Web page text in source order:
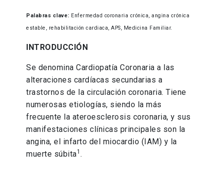
Palabras clave: Enfermedad coronaria crónica, angina crónica
estable, rehabilitación cardiaca, APS, Medicina Familiar.
INTRODUCCIÓN
Se denomina Cardiopatía Coronaria a las
alteraciones cardíacas secundarias a
trastornos de la circulación coronaria. Tiene
numerosas etiologías, siendo la más
frecuente la ateroesclerosis coronaria, y sus
manifestaciones clínicas principales son la
angina, el infarto del miocardio (IAM) y la
muerte súbita1 .